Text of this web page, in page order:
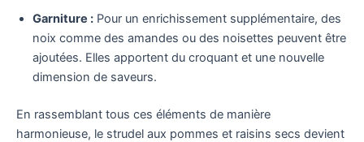
Garniture : Pour un enrichissement supplémentaire, des
noix comme des amandes ou des noisettes peuvent être
ajoutées. Elles apportent du croquant et une nouvelle
dimension de saveurs.
En rassemblant tous ces éléments de manière
harmonieuse, le strudel aux pommes et raisins secs devient